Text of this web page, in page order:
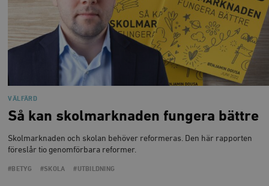
VÄLFÄRD
Så kan skolmarknaden fungera bättre
Skolmarknaden och skolan behöver reformeras. Den här rapporten
föreslår tio genomförbara reformer.
#BETYG #SKOLA #UTBILDNING